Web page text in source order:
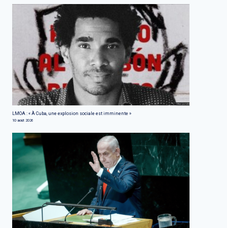
LMOA : « À Cuba, une explosion sociale est imminente »
10 août 2026